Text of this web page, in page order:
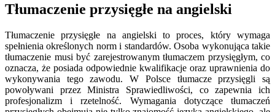
Tłumaczenie przysięgłe na angielski
Tłumaczenie przysięgłe na angielski to proces, który wymaga
spełnienia określonych norm i standardów. Osoba wykonująca takie
tłumaczenie musi być zarejestrowanym tłumaczem przysięgłym, co
oznacza, że posiada odpowiednie kwalifikacje oraz uprawnienia do
wykonywania tego zawodu. W Polsce tłumacze przysięgli są
powoływani przez Ministra Sprawiedliwości, co zapewnia ich
profesjonalizm i rzetelność. Wymagania dotyczące tłumaczeń